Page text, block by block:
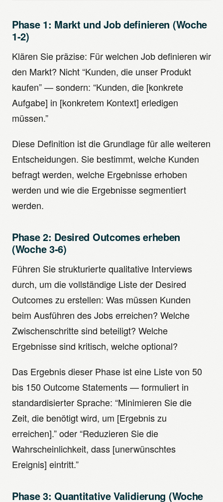
Phase 1: Markt und Job definieren (Woche
1-2)
Klären Sie präzise: Für welchen Job definieren wir
den Markt? Nicht “Kunden, die unser Produkt
kaufen” — sondern: “Kunden, die [konkrete
Aufgabe] in [konkretem Kontext] erledigen
müssen.”
Diese Definition ist die Grundlage für alle weiteren
Entscheidungen. Sie bestimmt, welche Kunden
befragt werden, welche Ergebnisse erhoben
werden und wie die Ergebnisse segmentiert
werden.
Phase 2: Desired Outcomes erheben
(Woche 3-6)
Führen Sie strukturierte qualitative Interviews
durch, um die vollständige Liste der Desired
Outcomes zu erstellen: Was müssen Kunden
beim Ausführen des Jobs erreichen? Welche
Zwischenschritte sind beteiligt? Welche
Ergebnisse sind kritisch, welche optional?
Das Ergebnis dieser Phase ist eine Liste von 50
bis 150 Outcome Statements — formuliert in
standardisierter Sprache: “Minimieren Sie die
Zeit, die benötigt wird, um [Ergebnis zu
erreichen].” oder “Reduzieren Sie die
Wahrscheinlichkeit, dass [unerwünschtes
Ereignis] eintritt.”
Phase 3: Quantitative Validierung (Woche